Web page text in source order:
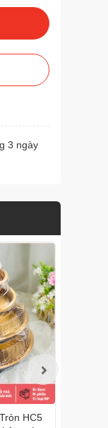
3 ngày
HC5